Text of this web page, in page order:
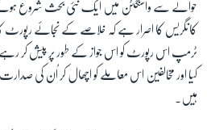
حوالے سے واشنگٹن میں ایک نئی بحث شروع
کانگریس کا اصرار ہے کہ خلاصے کے نجائے رپورٹ
ٹرمپ اس رپورٹ کو اس جواز کے طور پر پیش کر
کیا اور مخالفین اس معاملے کو اچھال کر اُن کی
ہیں۔